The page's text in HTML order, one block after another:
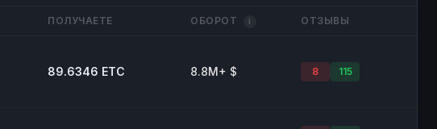
ПОЛУЧАЕТЕ ОБОРОТ i ОТЗЫВЫ
89.6346 ETC 8.8M+ $ 8 115